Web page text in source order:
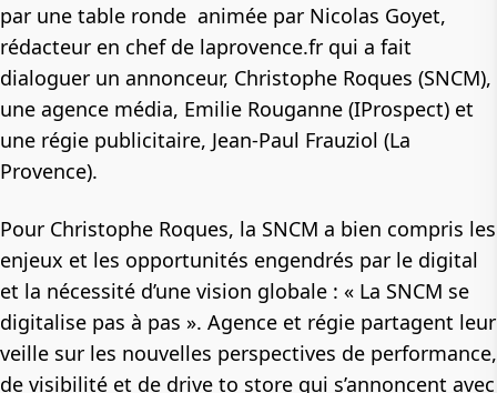
par une table ronde animée par Nicolas Goyet,
rédacteur en chef de laprovence.fr qui a fait
dialoguer un annonceur, Christophe Roques (SNCM),
une agence média, Emilie Rouganne (IProspect) et
une régie publicitaire, Jean-Paul Frauziol (La
Provence).
Pour Christophe Roques, la SNCM a bien compris les
enjeux et les opportunités engendrés par le digital
et la nécessité d’une vision globale : « La SNCM se
digitalise pas à pas ». Agence et régie partagent leur
veille sur les nouvelles perspectives de performance,
de visibilité et de drive to store qui s’annoncent avec